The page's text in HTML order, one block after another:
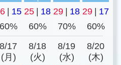
| 15 25 | 18 29 | 18 29 | 17
60% 60% 70% 60%
8/17
(月)
8/18
(火)
8/19
(水)
8/20
(木)